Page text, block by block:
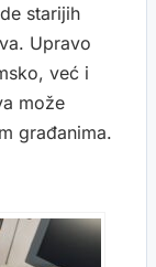
starijih
Upravo
već i
može
građanima.